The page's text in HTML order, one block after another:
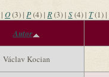
| O(3)| P(4)| R(3)| S(4)| T(1)|
Autor
Václav Kocian